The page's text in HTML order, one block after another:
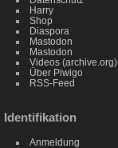
Harry
Shop
Diaspora
Mastodon
Mastodon
Videos (archive.org)
Über Piwigo
RSS-Feed
Identifikation
Anmeldung